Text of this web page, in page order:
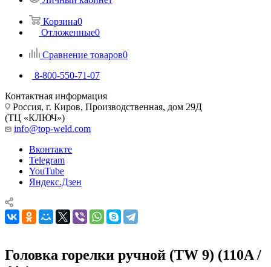
Корзина0
Отложенные0
Сравнение товаров0
8-800-550-71-07
Контактная информация
Россия, г. Киров, Производственная, дом 29Д
(ТЦ «КЛЮЧ»)
info@top-weld.com
Вконтакте
Telegram
YouTube
Яндекс.Дзен
Головка горелки ручной (TW 9) (110A /